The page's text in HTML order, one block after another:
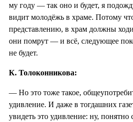
му году — так оно и будет, я
видит молодёжь в храме. Потому
представлению, в храм должны
они помрут — и всё, следующее
не будет.
К. Толоконникова:
— Но это тоже такое,
удивление. И даже в тогдашних
увидеть это удивление: ну, понятно